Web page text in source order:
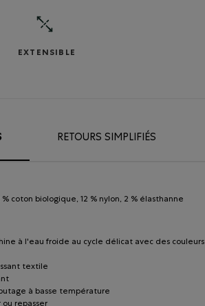
EXTENSIBLE
RETOURS SIMPLIFIÉS
% coton biologique, 12 % nylon, 2 % élasthanne
à l'eau froide au cycle délicat avec des couleurs
textile
à basse température